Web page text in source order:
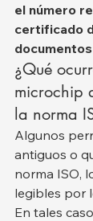
el número
certificado
¿Qué
microchip
la norma
Algunos
antiguos o
norma ISO,
legibles por
En tales